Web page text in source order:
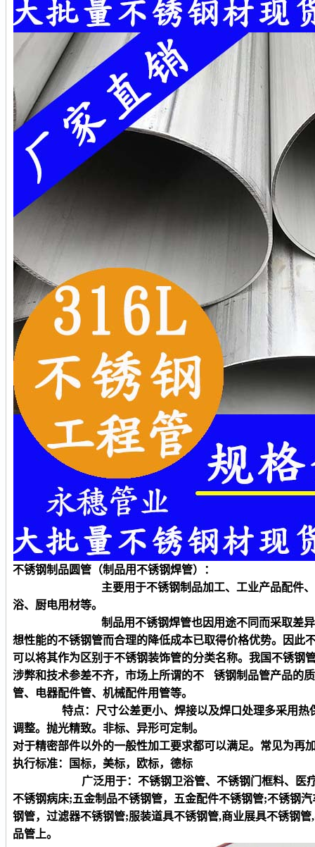
不锈钢制品圆管（制品用不锈钢焊管）：
主要用于不锈钢制品加工、工业产品配件、产品
浴、厨电用材等。
制品用不锈钢焊管也因用途不同而采取差异化生
想性能的不锈钢管而合理的降低成本已取得价格优势。因
可以将其作为区别于不锈钢装饰管的分类名称。我国不锈钢
涉弊和技术参差不齐，市场上所谓的不 锈钢制品管产品的
管、电器配件管、机械配件用管等。
特点：尺寸公差更小、焊接以及焊口处理多采用热保
调整。抛光精致。非标、异形可定制。
对于精密部件以外的一般性加工要求都可以满足。常见为再
执行标准：国标，美标，欧标，德标
广泛用于：不锈钢卫浴管、不锈钢门框料、医
不锈钢病床;五金制品不锈钢管，五金配件不锈钢管;不锈钢
钢管，过滤器不锈钢管;服装道具不锈钢管,商业展具不锈钢
品管上。